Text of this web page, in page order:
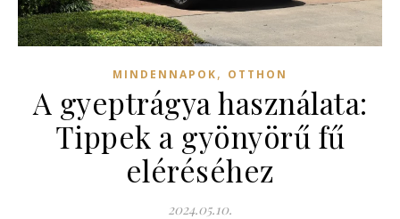
MINDENNAPOK, OTTHON
A gyeptrágya használata:
Tippek a gyönyörű fű
eléréséhez
2024.05.10.